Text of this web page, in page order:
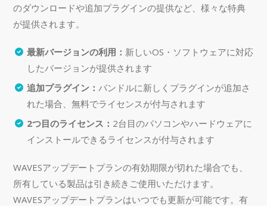
のダウンロードや追加プラグインの提供など、様々な特典
が提供されます。
最新バージョンの利用： 新しいOS・ソフトウェアに対応
したバージョンが提供されます
追加プラグイン： バンドルに新しくプラグインが追加さ
れた場合、無料でライセンスが付与されます
2つ目のライセンス： 2台目のパソコンやハードウェアに
インストールできるライセンスが付与されます
WAVESアップデートプランの有効期限が切れた場合でも、
所有している製品は引き続きご使用いただけます。
WAVESアップデートプランはいつでも更新が可能です。有